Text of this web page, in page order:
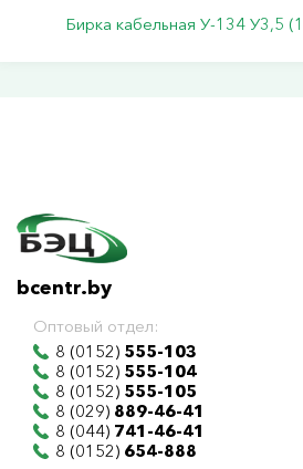
Бирка кабельная У-134 У3,5
bcentr.by
Оптовый отдел:
8 (0152) 555-103
8 (0152) 555-104
8 (0152) 555-105
8 (029) 889-46-41
8 (044) 741-46-41
8 (0152) 654-888